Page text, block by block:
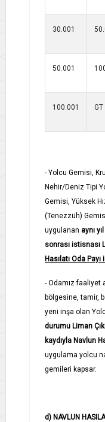
30.001
50.001
100.001 GT
- Yolcu Gemisi,
Nehir/Deniz Tipi
Gemisi, Yüksek
(Tenezzüh)
uygulanan aynı
sonrası istisnası
Hasılatı Oda
- Odamız faaliyet
bölgesine, tamir,
yeni inşa olan
durumu Liman
kaydıyla Navlun
uygulama yolcu
gemileri kapsar.
d) NAVLUN